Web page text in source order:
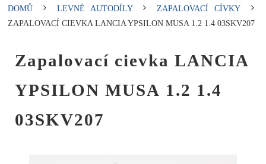
DOMŮ LEVNÉ AUTODÍLY
ZAPALOVACÍ CÍVKY
ZAPALOVACÍ CIEVKA LANCIA YPSILON MUSA 1.2 1.4 03SKV207
Zapalovací cievka LANCIA
YPSILON MUSA 1.2 1.4
03SKV207